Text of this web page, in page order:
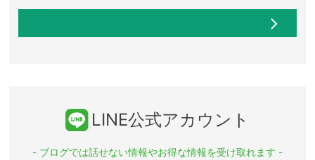
LINE公式アカウント
- ブログでは話せない情報やお得な情報を受け取れます -